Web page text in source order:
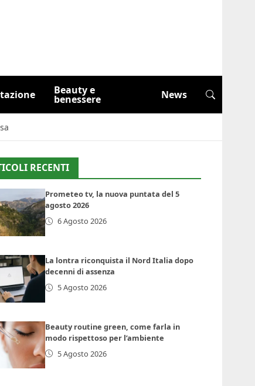
Beauty e
benessere News
RECENTI
Prometeo tv, la nuova puntata del 5
agosto 2026
6 Agosto 2026
La lontra riconquista il Nord Italia dopo
decenni di assenza
5 Agosto 2026
Beauty routine green, come farla in
modo rispettoso per l’ambiente
5 Agosto 2026